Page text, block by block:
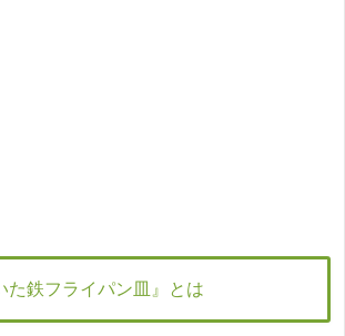
た鉄フライパン皿』とは